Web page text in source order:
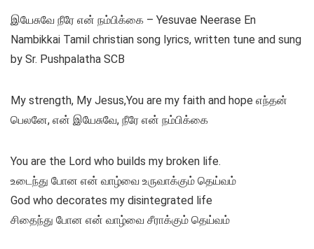
இயேசுவே நீரே என் நம்பிக்கை – Yesuvae Neerase En
Nambikkai Tamil christian song lyrics, written tune and sung
by Sr. Pushpalatha SCB
My strength, My Jesus,You are my faith and hope எந்தன்
பெலனே, என் இயேசுவே, நீரே என் நம்பிக்கை
You are the Lord who builds my broken life.
உடைந்து போன என் வாழ்வை உருவாக்கும் தெய்வம்
God who decorates my disintegrated life
சிதைந்து போன என் வாழ்வை சீராக்கும் தெய்வம்